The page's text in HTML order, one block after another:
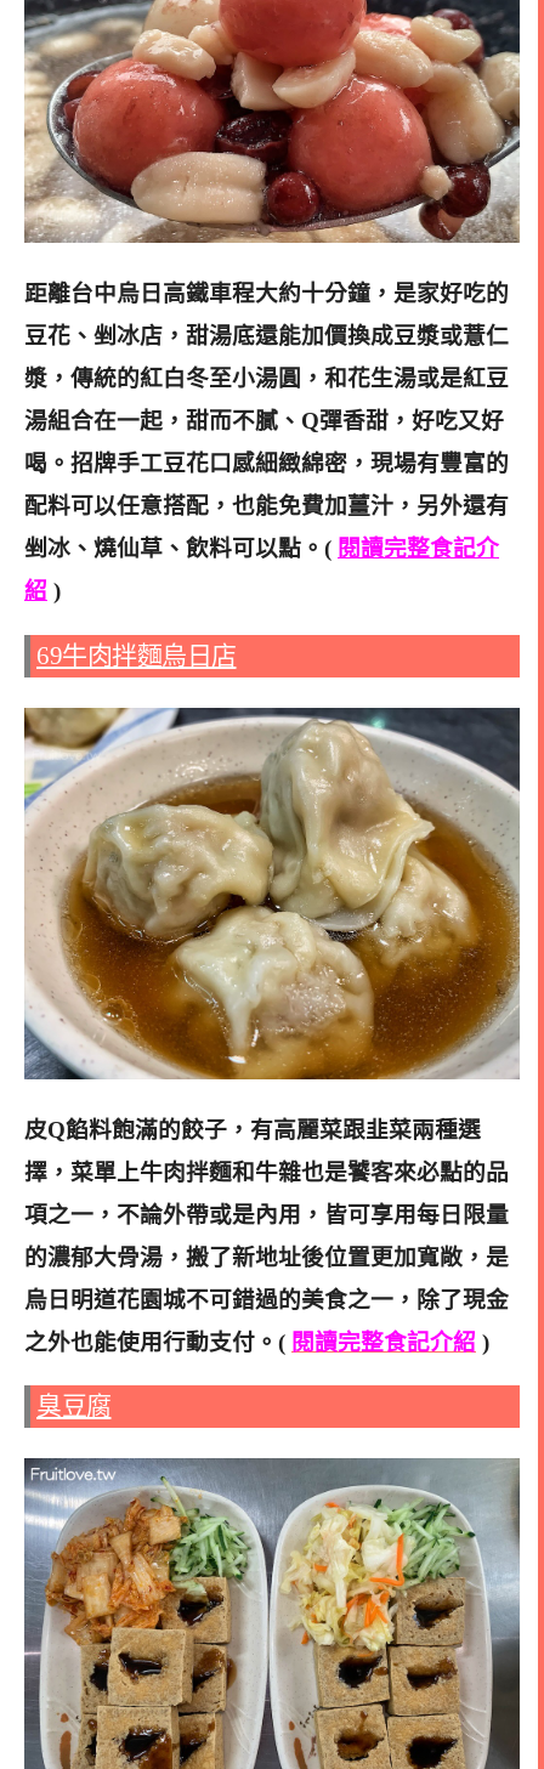
距離台中烏日高鐵車程大約十分鐘，是家好吃的
豆花、剉冰店，甜湯底還能加價換成豆漿或薏仁
漿，傳統的紅白冬至小湯圓，和花生湯或是紅豆
湯組合在一起，甜而不膩、Q彈香甜，好吃又好
喝。招牌手工豆花口感細緻綿密，現場有豐富的
配料可以任意搭配，也能免費加薑汁，另外還有
剉冰、燒仙草、飲料可以點。( 閱讀完整食記介
紹 )
69牛肉拌麵烏日店
皮Q餡料飽滿的餃子，有高麗菜跟韭菜兩種選
擇，菜單上牛肉拌麵和牛雜也是饕客來必點的品
項之一，不論外帶或是內用，皆可享用每日限量
的濃郁大骨湯，搬了新地址後位置更加寬敞，是
烏日明道花園城不可錯過的美食之一，除了現金
之外也能使用行動支付。( 閱讀完整食記介紹 )
臭豆腐